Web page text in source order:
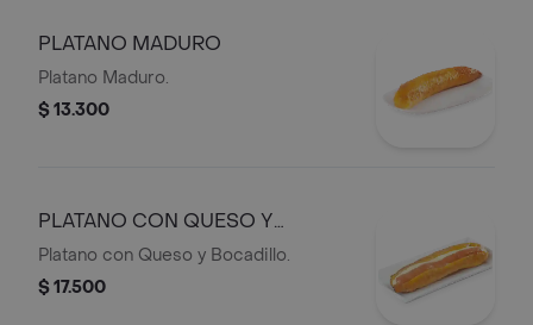
PLATANO MADURO
Platano Maduro.
$ 13.300
PLATANO CON QUESO Y
BOCADILLO
Platano con Queso y Bocadillo.
$ 17.500